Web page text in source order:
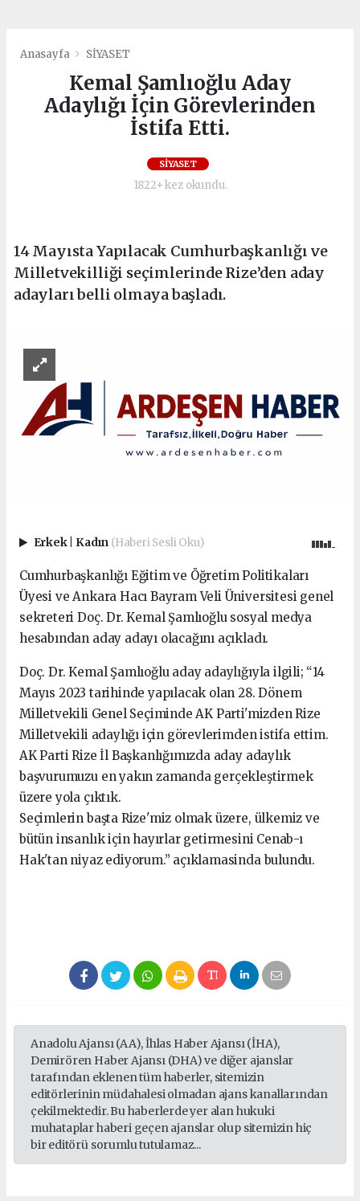
Anasayfa SİYASET
Kemal Şamlıoğlu Aday
Adaylığı İçin Görevlerinden
İstifa Etti.
SİYASET
1822+ kez okundu.
14 Mayısta Yapılacak Cumhurbaşkanlığı ve
Milletvekilliği seçimlerinde Rize’den aday
adayları belli olmaya başladı.
Erkek Kadın (Haberi Sesli Oku)
Cumhurbaşkanlığı Eğitim ve Öğretim Politikaları
Üyesi ve Ankara Hacı Bayram Veli Üniversitesi genel
sekreteri Doç. Dr. Kemal Şamlıoğlu sosyal medya
hesabından aday adayı olacağını açıkladı.
Doç. Dr. Kemal Şamlıoğlu aday adaylığıyla ilgili; “14
Mayıs 2023 tarihinde yapılacak olan 28. Dönem
Milletvekili Genel Seçiminde AK Parti'mizden Rize
Milletvekili adaylığı için görevlerimden istifa ettim.
AK Parti Rize İl Başkanlığımızda aday adaylık
başvurumuzu en yakın zamanda gerçekleştirmek
üzere yola çıktık.
Seçimlerin başta Rize'miz olmak üzere, ülkemiz ve
bütün insanlık için hayırlar getirmesini Cenab-ı
Hak'tan niyaz ediyorum.” açıklamasinda bulundu.
Anadolu Ajansı (AA), İhlas Haber Ajansı (İHA),
Demirören Haber Ajansı (DHA) ve diğer ajanslar
tarafından eklenen tüm haberler, sitemizin
editörlerinin müdahalesi olmadan ajans kanallarından
çekilmektedir. Bu haberlerde yer alan hukuki
muhataplar haberi geçen ajanslar olup sitemizin hiç
bir editörü sorumlu tutulamaz...